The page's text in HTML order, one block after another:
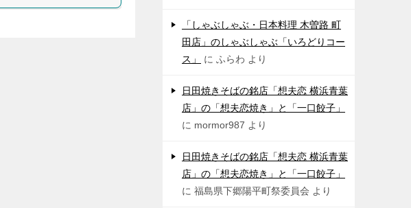
「しゃぶしゃぶ・日本料理 木曽路 町
田店」のしゃぶしゃぶ「いろどりコー
ス」
に ふらわ より
日田焼きそばの銘店「想夫恋 横浜青葉
店」の「想夫恋焼き」と「一口餃子」
に mormor987 より
日田焼きそばの銘店「想夫恋 横浜青葉
店」の「想夫恋焼き」と「一口餃子」
に 福島県下郷陽平町祭委員会 より